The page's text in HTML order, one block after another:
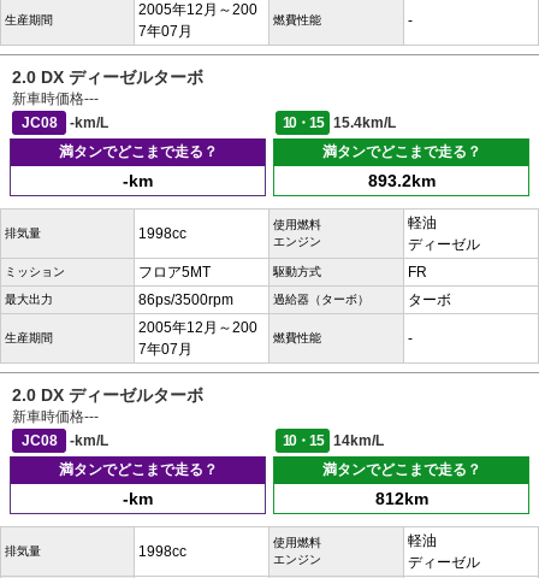
生産期間
2005年12月～200
7年07月
燃費性能 -
2.0 DX ディーゼルターボ
新車時価格---
JC08
-km/L 10・15
15.4km/L
満タンでどこまで走る？
-km
満タンでどこまで走る？
893.2km
排気量 1998cc
使用燃料
エンジン
軽油
ディーゼル
ミッション フロア5MT 駆動方式 FR
最大出力 86ps/3500rpm 過給器（ターボ） ターボ
生産期間
2005年12月～200
7年07月
燃費性能 -
2.0 DX ディーゼルターボ
新車時価格---
JC08
-km/L 10・15
14km/L
満タンでどこまで走る？
-km
満タンでどこまで走る？
812km
排気量 1998cc
使用燃料
エンジン
軽油
ディーゼル